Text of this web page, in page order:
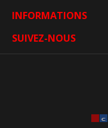
INFORMATIONS
SUIVEZ-NOUS